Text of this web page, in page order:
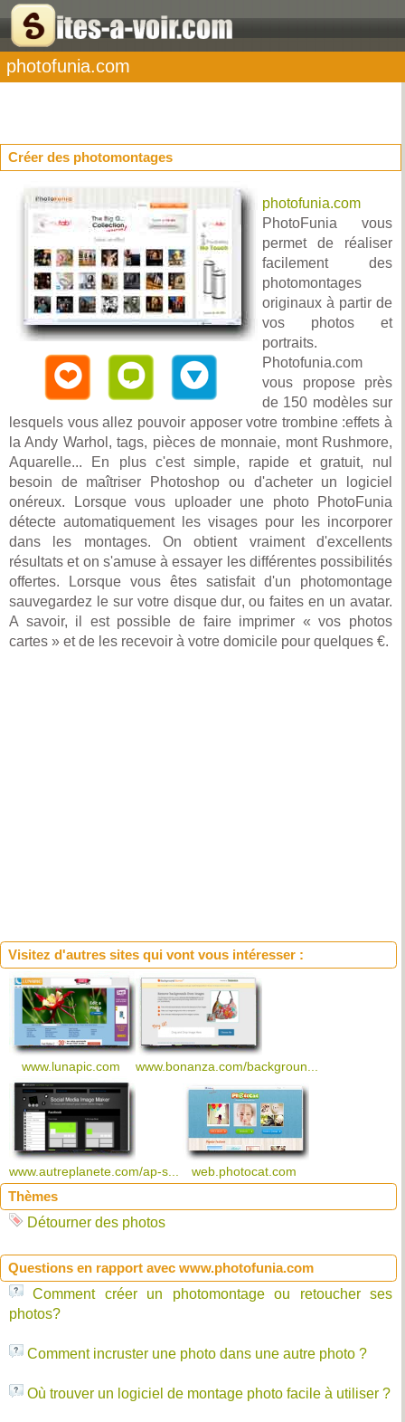
photofunia.com
Créer des photomontages
photofunia.com
PhotoFunia vous
permet de réaliser
facilement des
photomontages
originaux à partir de
vos photos et
portraits.
Photofunia.com
vous propose près
de 150 modèles sur
lesquels vous allez pouvoir apposer votre trombine :effets à
la Andy Warhol, tags, pièces de monnaie, mont Rushmore,
Aquarelle... En plus c'est simple, rapide et gratuit, nul
besoin de maîtriser Photoshop ou d'acheter un logiciel
onéreux. Lorsque vous uploader une photo PhotoFunia
détecte automatiquement les visages pour les incorporer
dans les montages. On obtient vraiment d'excellents
résultats et on s'amuse à essayer les différentes possibilités
offertes. Lorsque vous êtes satisfait d'un photomontage
sauvegardez le sur votre disque dur, ou faites en un avatar.
A savoir, il est possible de faire imprimer « vos photos
cartes » et de les recevoir à votre domicile pour quelques €.
Visitez d'autres sites qui vont vous intéresser :
www.lunapic.com www.bonanza.com/backgroun...
www.autreplanete.com/ap-s... web.photocat.com
Thèmes
Détourner des photos
Questions en rapport avec www.photofunia.com
Comment créer un photomontage ou retoucher ses
photos?
Comment incruster une photo dans une autre photo ?
Où trouver un logiciel de montage photo facile à utiliser ?